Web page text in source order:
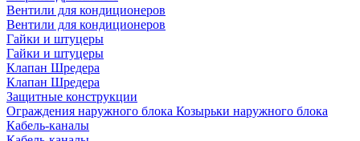
Вентили для кондиционеров
Вентили для кондиционеров
Гайки и штуцеры
Гайки и штуцеры
Клапан Шредера
Клапан Шредера
Защитные конструкции
Ограждения наружного блока Козырьки наружного блока
Кабель-каналы